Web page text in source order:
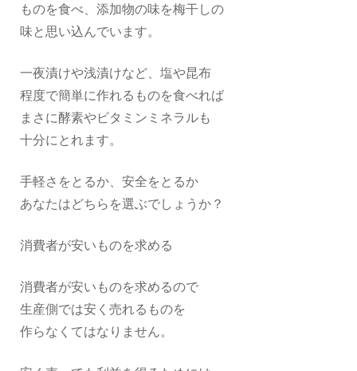
ものを食べ、添加物の味を梅干しの
味と思い込んでいます。
一夜漬けや浅漬けなど、塩や昆布
程度で簡単に作れるものを食べれば
まさに酵素やビタミンミネラルも
十分にとれます。
手軽さをとるか、安全をとるか
あなたはどちらを選ぶでしょうか？
消費者が安いものを求める
消費者が安いものを求めるので
生産側では安く売れるものを
作らなくてはなりません。